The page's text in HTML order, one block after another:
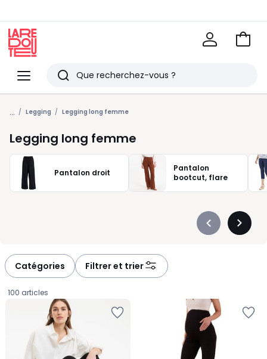
Menu
Redoute
Rechercher
Derniers
articles
vus
Voir
... Legging Legging long femme
Legging long femme
Pantalon droit
Pantalon
bootcut, flare
Précédent
Catégories Filtrer et trier
100 articles